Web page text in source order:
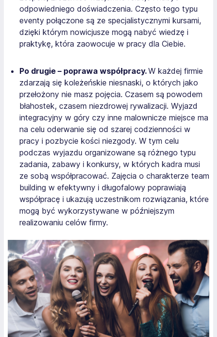
odpowiedniego doświadczenia. Często tego typu
eventy połączone są ze specjalistycznymi kursami,
dzięki którym nowicjusze mogą nabyć wiedzę i
praktykę, która zaowocuje w pracy dla Ciebie.
Po drugie – poprawa współpracy.W każdej firmie
zdarzają się koleżeńskie niesnaski, o których jako
przełożony nie masz pojęcia. Czasem są powodem
błahostek, czasem niezdrowej rywalizacji. Wyjazd
integracyjny w góry czy inne malownicze miejsce ma
na celu oderwanie się od szarej codzienności w
pracy i pozbycie kości niezgody. W tym celu
podczas wyjazdu organizowane są różnego typu
zadania, zabawy i konkursy, w których kadra musi
ze sobą współpracować. Zajęcia o charakterze team
building w efektywny i długofalowy poprawiają
współpracę i ukazują uczestnikom rozwiązania, które
mogą być wykorzystywane w późniejszym
realizowaniu celów firmy.